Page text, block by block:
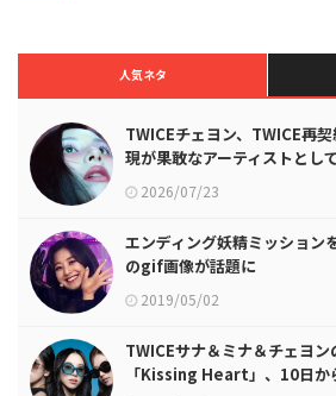
人気ネタ
TWICEチェヨン、TWICE再
現が果敢なアーティストとし
2026/07/23
エンディング妖精ミッション
のgif画像が話題に
2019/05/02
TWICEサナ＆ミナ＆チェヨ
「Kissing Heart」、10日か